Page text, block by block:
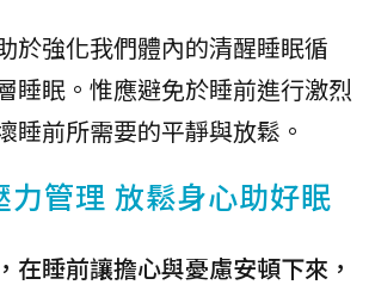
於強化我們體內的清醒睡眠循
睡眠。惟應避免於睡前進行激烈
睡前所需要的平靜與放鬆。
力管理 放鬆身心助好眠
在睡前讓擔心與憂慮安頓下來，